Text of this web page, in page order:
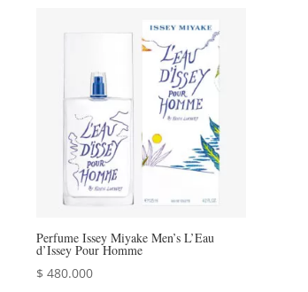
Perfume Issey Miyake Men’s L’Eau
d’Issey Pour Homme
$ 480.000